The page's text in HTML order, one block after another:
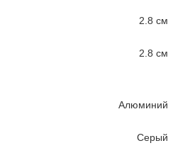
2.8 см
2.8 см
Алюминий
Серый